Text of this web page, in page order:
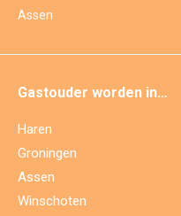
Assen
Gastouder worden in…
Haren
Groningen
Assen
Winschoten